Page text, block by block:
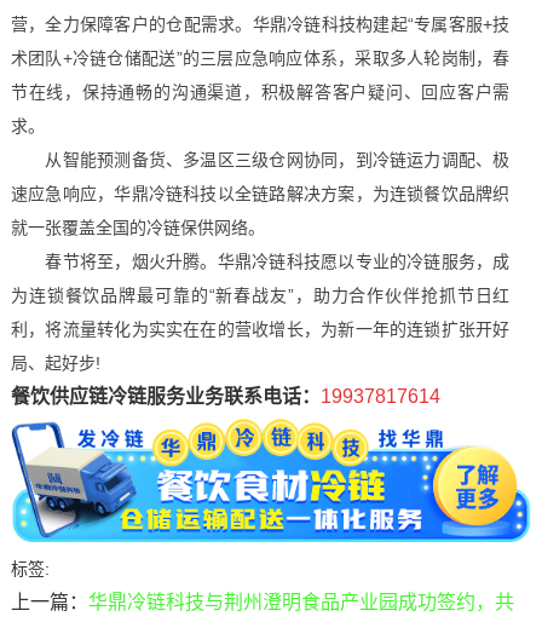
营，全力保障客户的仓配需求。华鼎冷链科技构建起“专属客服+技
术团队+冷链仓储配送”的三层应急响应体系，采取多人轮岗制，春
节在线，保持通畅的沟通渠道，积极解答客户疑问、回应客户需
求。
从智能预测备货、多温区三级仓网协同，到冷链运力调配、极
速应急响应，华鼎冷链科技以全链路解决方案，为连锁餐饮品牌织
就一张覆盖全国的冷链保供网络。
春节将至，烟火升腾。华鼎冷链科技愿以专业的冷链服务，成
为连锁餐饮品牌最可靠的“新春战友”，助力合作伙伴抢抓节日红
利，将流量转化为实实在在的营收增长，为新一年的连锁扩张开好
局、起好步!
餐饮供应链冷链服务业务联系电话： 19937817614
标签:
上一篇： 华鼎冷链科技与荆州澄明食品产业园成功签约，共